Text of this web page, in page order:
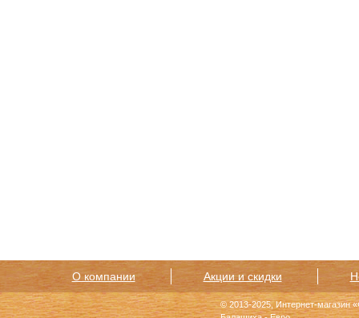
О компании Акции и скидки
© 2013-2025, Интернет-магазин